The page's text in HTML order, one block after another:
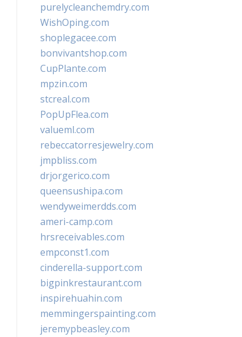
purelycleanchemdry.com
WishOping.com
shoplegacee.com
bonvivantshop.com
CupPlante.com
mpzin.com
stcreal.com
PopUpFlea.com
valueml.com
rebeccatorresjewelry.com
jmpbliss.com
drjorgerico.com
queensushipa.com
wendyweimerdds.com
ameri-camp.com
hrsreceivables.com
empconst1.com
cinderella-support.com
bigpinkrestaurant.com
inspirehuahin.com
memmingerspainting.com
jeremypbeasley.com